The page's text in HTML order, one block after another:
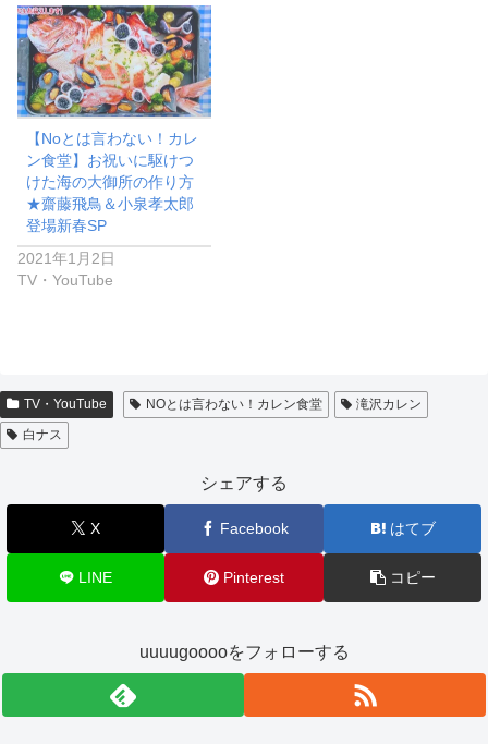
【Noとは言わない！カレ
ン食堂】お祝いに駆けつ
けた海の大御所の作り方
★齋藤飛鳥＆小泉孝太郎
登場新春SP
2021年1月2日
TV・YouTube
TV・YouTube NOとは言わない！カレン食堂
滝沢カレン
白ナス
シェアする
X Facebook はてブ
LINE Pinterest コピー
uuuugooooをフォローする